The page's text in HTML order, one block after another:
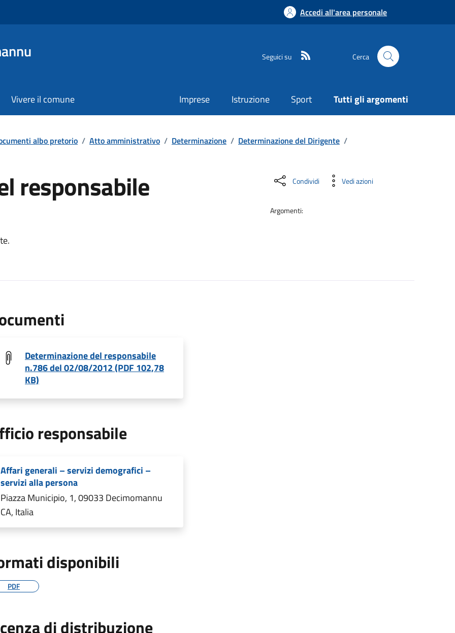
Accedi all'area personale
Seguici su Cerca
Vivere il comune Imprese Istruzione Sport Tutti gli argomenti
albo pretorio / Atto amministrativo / Determinazione / Determinazione del Dirigente /
responsabile Condividi Vedi azioni
Argomenti:
Determinazione del responsabile
n.786 del 02/08/2012 (PDF 102,78
KB)
responsabile
Affari generali – servizi demografici –
servizi alla persona
Piazza Municipio, 1, 09033 Decimomannu
CA, Italia
disponibili
PDF
di distribuzione